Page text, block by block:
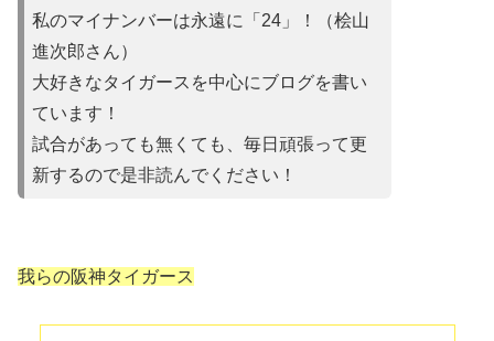
私のマイナンバーは永遠に「24」！（桧山
進次郎さん）
大好きなタイガースを中心にブログを書い
ています！
試合があって も無くても、毎日頑張って更
新するので是非読んでください！
我らの阪神タイガース